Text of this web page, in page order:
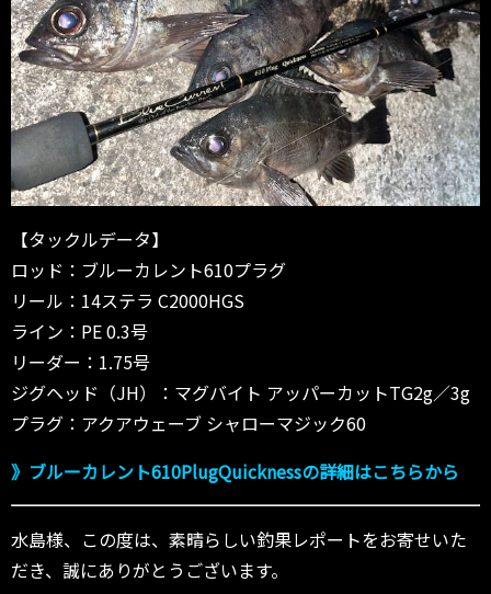
【タックルデータ】
ロッド：ブルーカレント610プラグ
リール：14ステラ C2000HGS
ライン：PE 0.3号
リーダー：1.75号
ジグヘッド（JH）：マグバイト アッパーカットTG2g／3g
プラグ：アクアウェーブ シャローマジック60
》ブルーカレント610PlugQuicknessの詳細はこちらから
水島様、この度は、素晴らしい釣果レポートをお寄せいた
だき、誠にありがとうございます。